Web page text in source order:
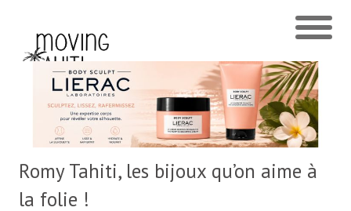
Romy Tahiti, les bijoux qu’on aime à
la folie !